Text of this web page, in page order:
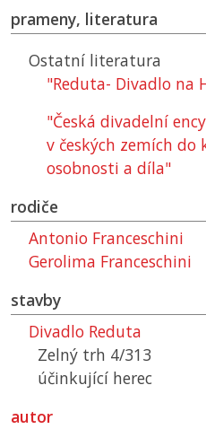
prameny, literatura
Ostatní literatura
"Reduta- Divadlo na
"Česká divadelní
v českých zemích do
osobnosti a díla"
rodiče
Antonio Franceschini
Gerolima Franceschini
stavby
Divadlo Reduta
Zelný trh 4/313
účinkující herec
autor